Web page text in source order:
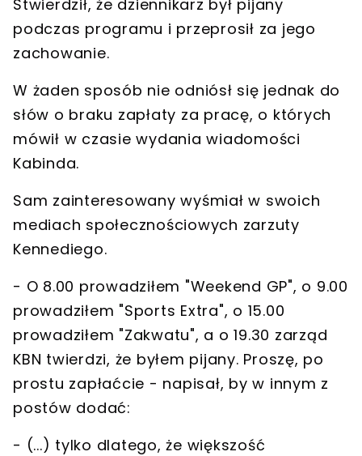
Stwierdził, że dziennikarz był pijany
podczas programu i przeprosił za jego
zachowanie.
W żaden sposób nie odniósł się jednak do
słów o braku zapłaty za pracę, o których
mówił w czasie wydania wiadomości
Kabinda.
Sam zainteresowany wyśmiał w swoich
mediach społecznościowych zarzuty
Kennediego.
- O 8.00 prowadziłem "Weekend GP", o 9.00
prowadziłem "Sports Extra", o 15.00
prowadziłem "Zakwatu", a o 19.30 zarząd
KBN twierdzi, że byłem pijany. Proszę, po
prostu zapłaćcie - napisał, by w innym z
postów dodać:
- (...) tylko dlatego, że większość